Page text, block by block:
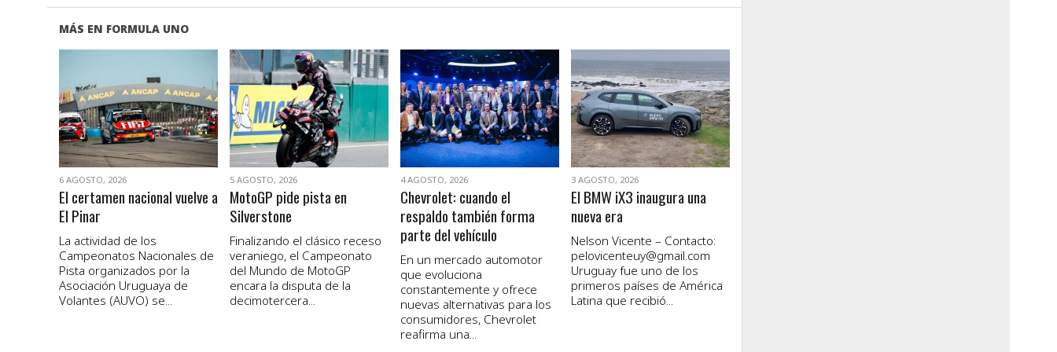
MÁS EN FORMULA UNO
VER NOTA
6 AGOSTO, 2026
El certamen nacional vuelve a
El Pinar
La actividad de los
Campeonatos Nacionales de
Pista organizados por la
Asociación Uruguaya de
Volantes (AUVO) se...
VER NOTA
5 AGOSTO, 2026
MotoGP pide pista en
Silverstone
Finalizando el clásico receso
veraniego, el Campeonato
del Mundo de MotoGP
encara la disputa de la
decimotercera...
VER NOTA
4 AGOSTO, 2026
Chevrolet: cuando el
respaldo también forma
parte del vehículo
En un mercado automotor
que evoluciona
constantemente y ofrece
nuevas alternativas para los
consumidores, Chevrolet
reafirma una...
VER NOTA
3 AGOSTO, 2026
El BMW iX3 inaugura una
nueva era
Nelson Vicente – Contacto:
pelovicenteuy@gmail.com
Uruguay fue uno de los
primeros países de América
Latina que recibió...